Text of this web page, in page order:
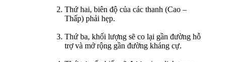
Thứ hai, biên độ của các thanh (Cao –
Thấp) phải hẹp.
Thứ ba, khối lượng sẽ co lại gần đường hỗ
trợ và mở rộng gần đường kháng cự.